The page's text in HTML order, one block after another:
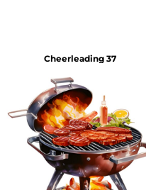
Cheerleading 37